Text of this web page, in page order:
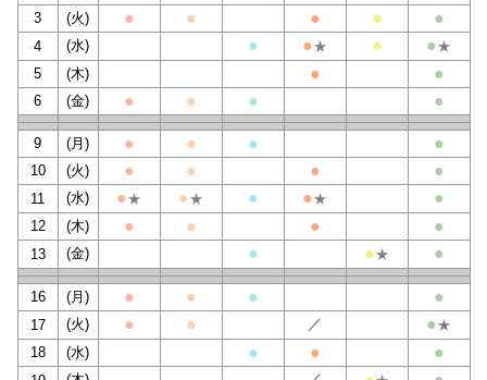
3 (火) ● ● ● ● ●
4 (水) ● ●★ ● ● ★
5
(木) ● ●
6 (金) ● ● ● ●
9 (月) ● ● ● ●
10 (火) ● ● ● ●
11 (水) ●★ ● ★ ● ●★ ●
12 (木) ● ● ● ●
13 (金) ● ●★ ●
16 (月) ● ● ● ●
17 (火) ● ● ／ ● ★
18
(水) ● ● ●